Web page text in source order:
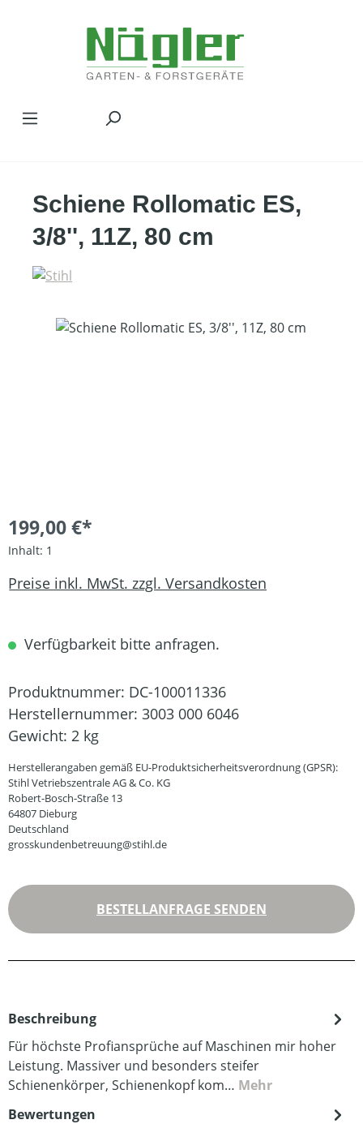
Schiene Rollomatic ES,
3/8'', 11Z, 80 cm
Bildergalerie überspringen
199,00 €*
Inhalt: 1
Preise inkl. MwSt. zzgl. Versandkosten
Verfügbarkeit bitte anfragen.
Produktnummer: DC-100011336
Herstellernummer: 3003 000 6046
Gewicht: 2 kg
Herstellerangaben gemäß EU-Produktsicherheitsverordnung (GPSR):
Stihl Vetriebszentrale AG & Co. KG
Robert-Bosch-Straße 13
64807 Dieburg
Deutschland
grosskundenbetreuung@stihl.de
BESTELLANFRAGE SENDEN
Beschreibung
Für höchste Profiansprüche auf Maschinen mir hoher
Leistung. Massiver und besonders steifer
Schienenkörper, Schienenkopf kom… Mehr
Bewertungen